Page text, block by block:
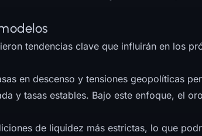
tendencias clave que influirán en los
en descenso y tensiones geopolíticas
y tasas estables. Bajo este enfoque, el
de liquidez más estrictas, lo que